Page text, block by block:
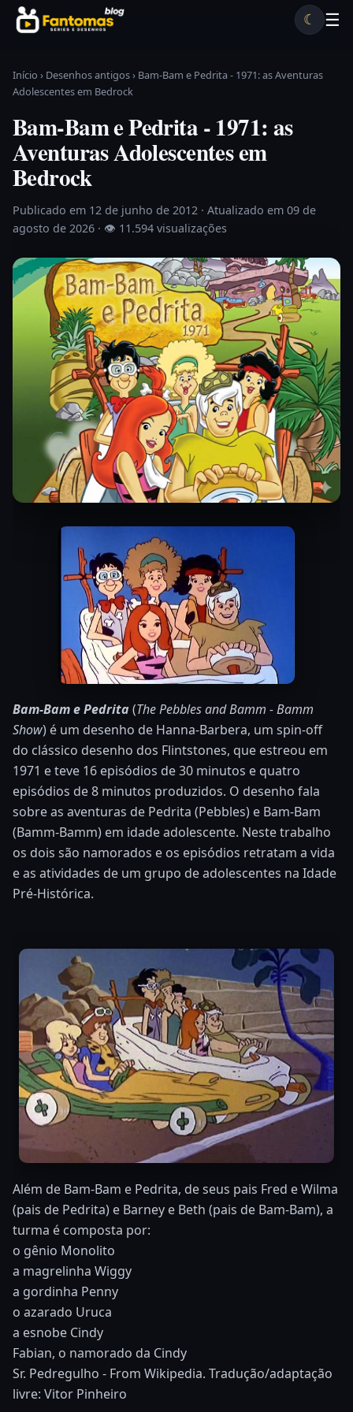
Pular para o conteúdo
☰
☾
Início › Desenhos antigos› Bam-Bam e Pedrita - 1971: as Aventuras
Adolescentes em Bedrock
Bam-Bam e Pedrita - 1971: as
Aventuras Adolescentes em
Bedrock
Publicado em 12 de junho de 2012 · Atualizado em 09 de
agosto de 2026 · 👁 11.594 visualizações
Bam-Bam e Pedrita(The Pebbles and Bamm - Bamm
Show) é um desenho de Hanna-Barbera, um spin-off
do clássico desenho dos Flintstones, que estreou em
1971 e teve 16 episódios de 30 minutos e quatro
episódios de 8 minutos produzidos. O desenho fala
sobre as aventuras de Pedrita (Pebbles) e Bam-Bam
(Bamm-Bamm) em idade adolescente. Neste trabalho
os dois são namorados e os episódios retratam a vida
e as atividades de um grupo de adolescentes na Idade
Pré-Histórica.
Além de Bam-Bam e Pedrita, de seus pais Fred e Wilma
(pais de Pedrita) e Barney e Beth (pais de Bam-Bam), a
turma é composta por:
o gênio Monolito
a magrelinha Wiggy
a gordinha Penny
o azarado Uruca
a esnobe Cindy
Fabian, o namorado da Cindy
Sr. Pedregulho - From Wikipedia. Tradução/adaptação
livre: Vitor Pinheiro